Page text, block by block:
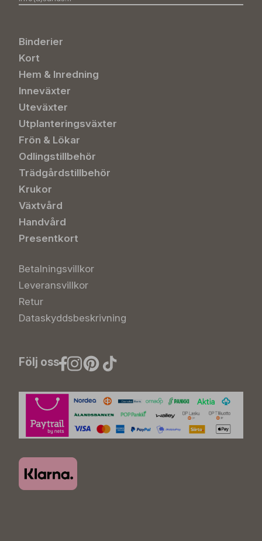
Binderier
Kort
Hem & Inredning
Inneväxter
Uteväxter
Utplanteringsväxter
Frön & Lökar
Odlingstillbehör
Trädgårdstillbehör
Krukor
Växtvård
Handvård
Presentkort
Betalningsvillkor
Leveransvillkor
Retur
Dataskyddsbeskrivning
Följ oss